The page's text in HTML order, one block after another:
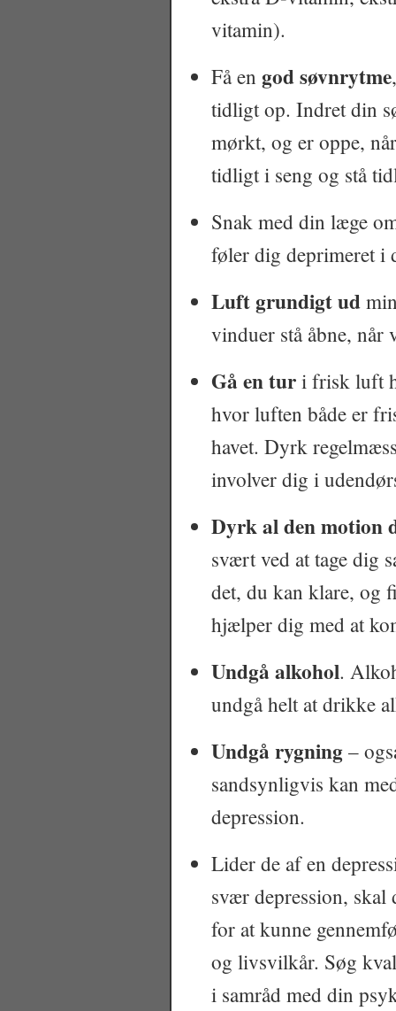
vitamin).
Få en god søvnrytme
tidligt op. Indret din
mørkt, og er oppe,
tidligt i seng og stå
Snak med din læge
føler dig deprimeret i
Luft grundigt ud
vinduer stå åbne, når
Gå en turi frisk luft
hvor luften både er
havet. Dyrk
involver dig i
Dyrk al den motion
svært ved at tage dig
det, du kan klare, og
hjælper dig med at
Undgå alkohol.
undgå helt at drikke
Undgå rygning–
sandsynligvis kan
depression.
Lider de af en
svær depression,
for at kunne
og livsvilkår. Søg
i samråd med din